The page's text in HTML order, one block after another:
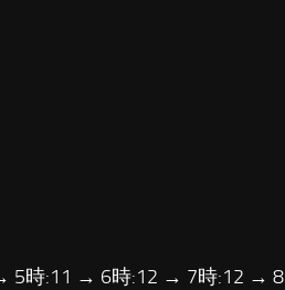
5時:11 → 6時:12 → 7時:12 → 8